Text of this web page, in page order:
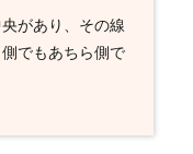
があり、その線
でもあちら側で